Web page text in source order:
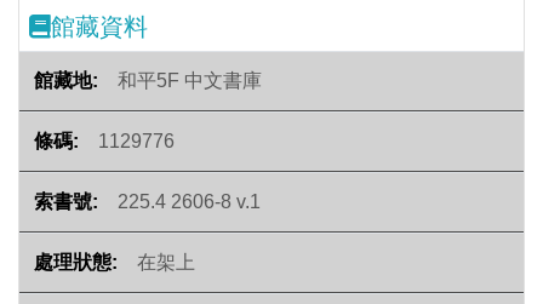
館藏資料
和平5F 中文書庫
1129776
225.4 2606-8 v.1
在架上